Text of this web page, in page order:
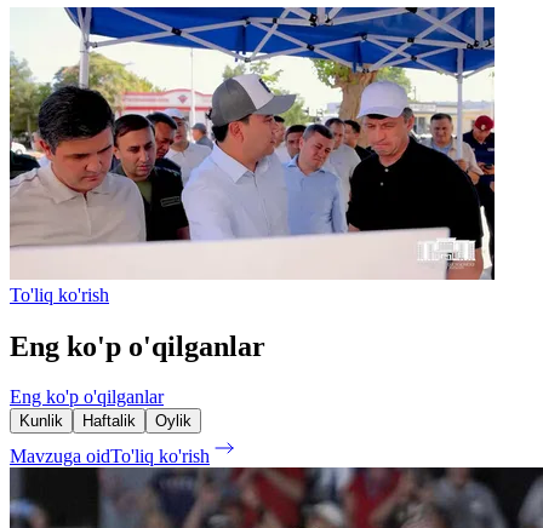
To'liq ko'rish
Eng ko'p o'qilganlar
Eng ko'p o'qilganlar
Kunlik Haftalik Oylik
Mavzuga oidTo'liq ko'rish